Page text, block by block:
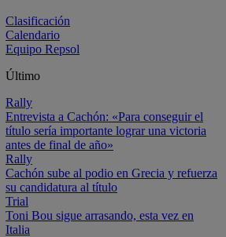
Clasificación
Calendario
Equipo Repsol
Último
Rally
Entrevista a Cachón: «Para conseguir el
título sería importante lograr una victoria
antes de final de año»
Rally
Cachón sube al podio en Grecia y refuerza
su candidatura al título
Trial
Toni Bou sigue arrasando, esta vez en
Italia